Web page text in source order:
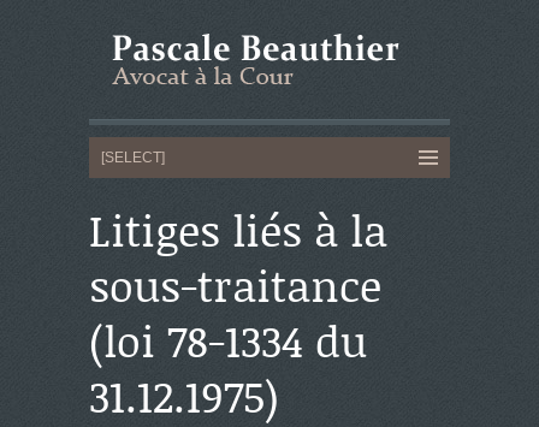
Litiges liés à la
sous-traitance
(loi 78-1334 du
31.12.1975)